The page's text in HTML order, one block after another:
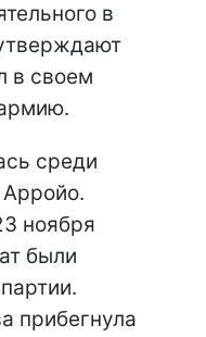
в
в своем
среди
Арройо.
ноября
были
прибегнула